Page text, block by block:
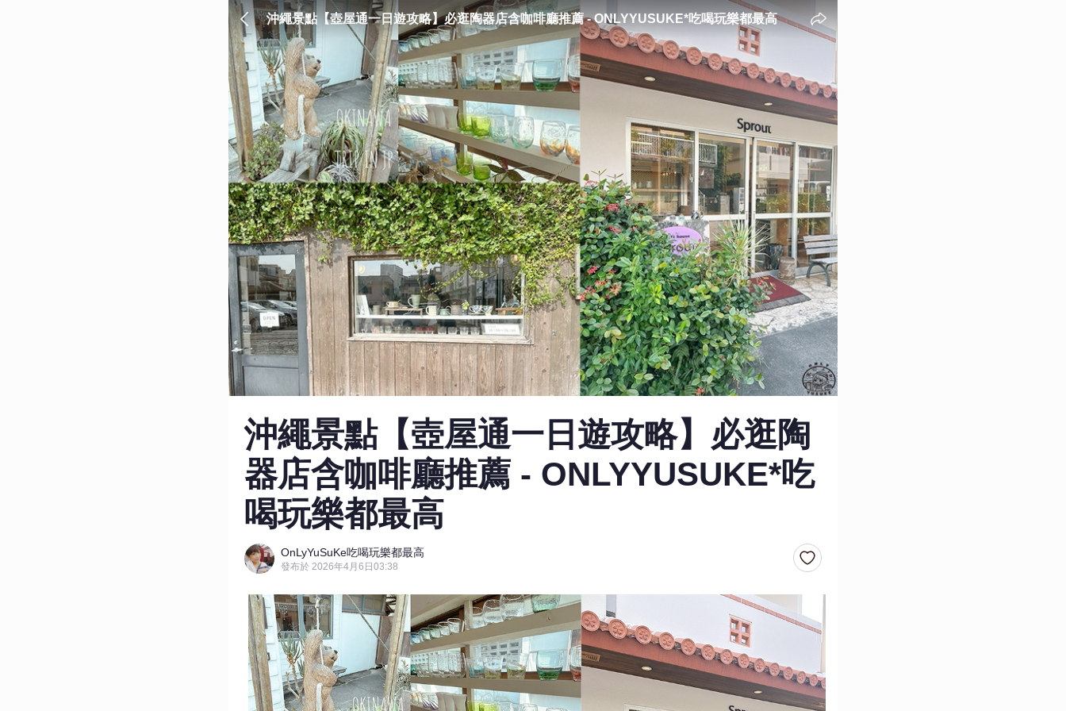
沖繩景點【壺屋通一日遊攻略】必逛陶器店含咖啡廳推薦 - ONLYYUSUKE*吃喝玩樂都最高
沖繩景點【壺屋通一日遊攻略】必逛陶
器店含咖啡廳推薦 - ONLYYUSUKE*吃
喝玩樂都最高
OnLyYuSuKe吃喝玩樂都最高
發布於 2026年4月6日03:38